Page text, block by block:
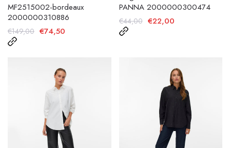
MF2515002-bordeaux
2000000310886
€149,00 €74,50
PANNA 2000000300474
€44,00 €22,00